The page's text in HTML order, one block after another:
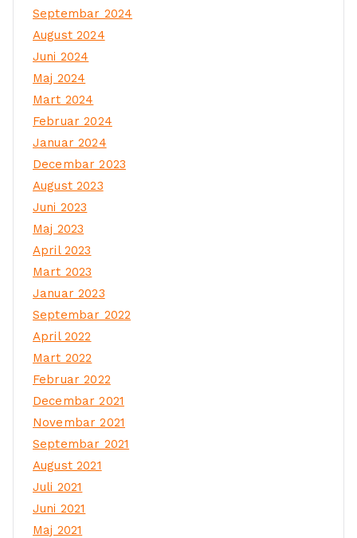
Septembar 2024
August 2024
Juni 2024
Maj 2024
Mart 2024
Februar 2024
Januar 2024
Decembar 2023
August 2023
Juni 2023
Maj 2023
April 2023
Mart 2023
Januar 2023
Septembar 2022
April 2022
Mart 2022
Februar 2022
Decembar 2021
Novembar 2021
Septembar 2021
August 2021
Juli 2021
Juni 2021
Maj 2021